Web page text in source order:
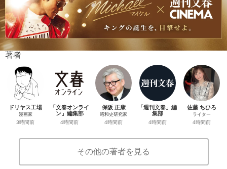
著者
ドリヤス工場
漫画家
3時間前
「文春オンライ
ン」編集部
4時間前
保阪 正康
昭和史研究家
4時間前
「週刊文春」編
集部
4時間前
佐藤 ちひろ
ライター
4時間前
その他の著者を見る